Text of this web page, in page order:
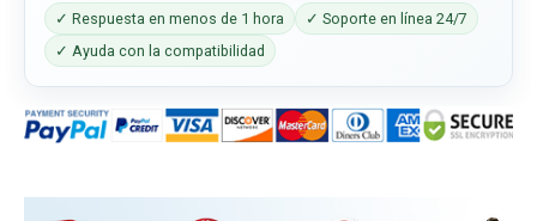
✓ Respuesta en menos de 1 hora
✓ Soporte en línea 24/7
✓ Ayuda con la compatibilidad